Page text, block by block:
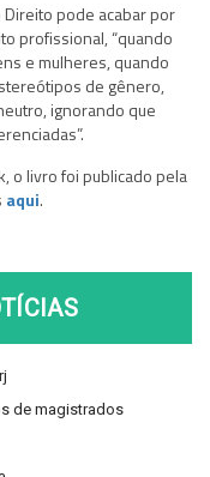
pode acabar por
profissional, “quando
e mulheres, quando
de gênero,
ignorando que
o livro foi publicado pela
aqui.
de magistrados